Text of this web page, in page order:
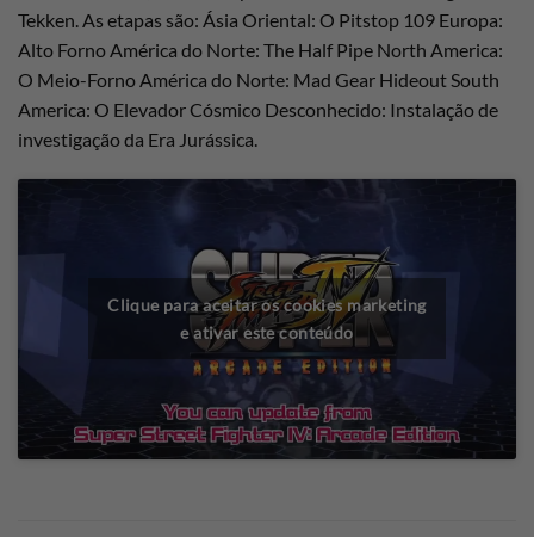
Tekken. As etapas são: Ásia Oriental: O Pitstop 109 Europa:
Alto Forno América do Norte: The Half Pipe North America:
O Meio-Forno América do Norte: Mad Gear Hideout South
America: O Elevador Cósmico Desconhecido: Instalação de
investigação da Era Jurássica.
Clique para aceitar os cookies marketing
e ativar este conteúdo